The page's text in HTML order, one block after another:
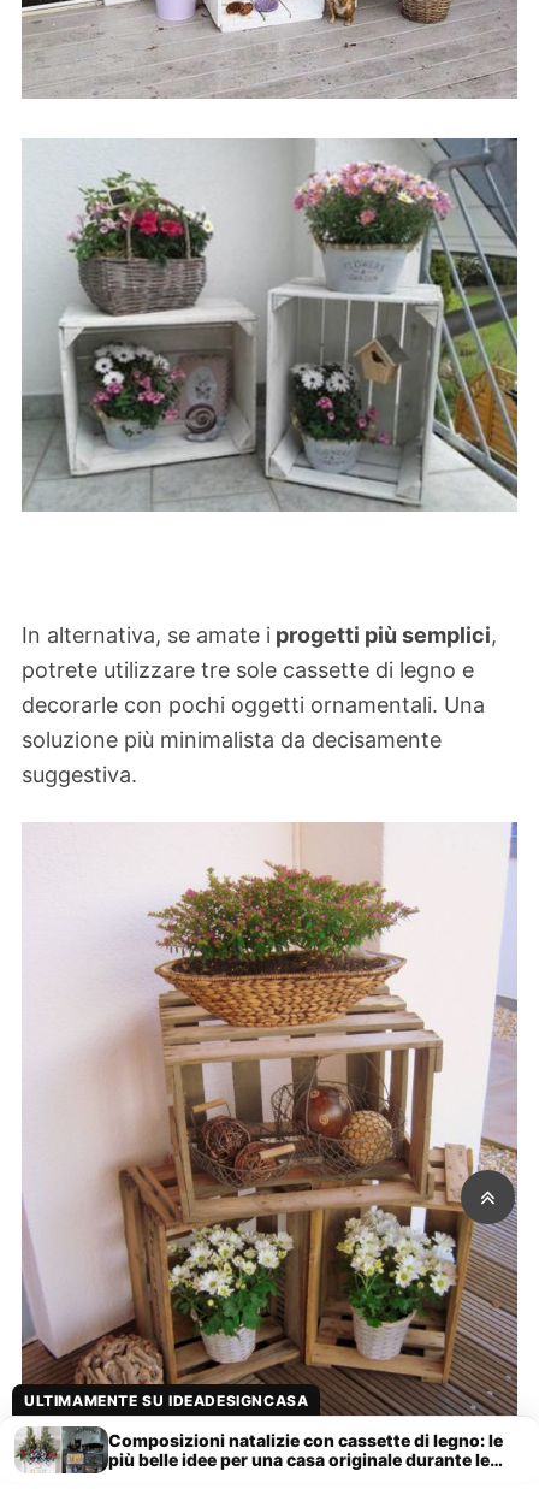
In alternativa, se amate i progetti più semplici,
potrete utilizzare tre sole cassette di legno e
decorarle con pochi oggetti ornamentali. Una
soluzione più minimalista da decisamente
suggestiva.
ULTIMAMENTE SU IDEADESIGNCASA
Composizioni natalizie con cassette di legno: le
più belle idee per una casa originale durante le